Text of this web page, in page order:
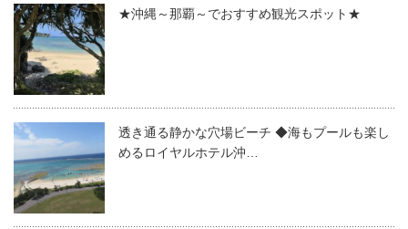
★沖縄～那覇～でおすすめ観光スポット★
透き通る静かな穴場ビーチ ◆海もプールも楽し
めるロイヤルホテル沖…